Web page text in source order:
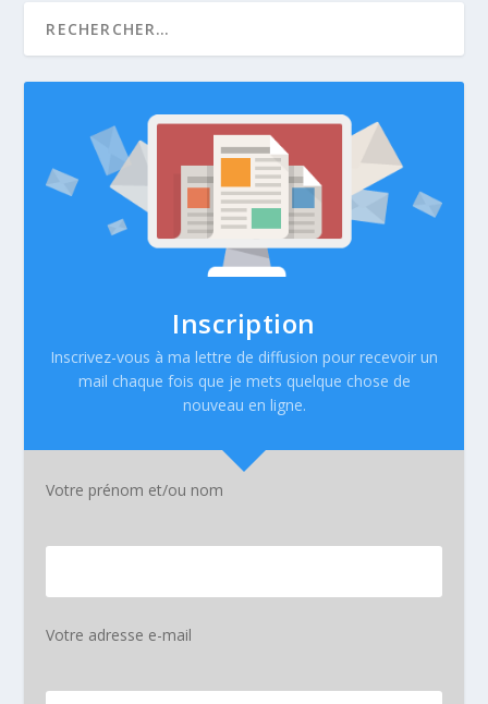
Inscription
Inscrivez-vous à ma lettre de diffusion pour recevoir un
mail chaque fois que je mets quelque chose de
nouveau en ligne.
Votre prénom et/ou nom
Votre adresse e-mail